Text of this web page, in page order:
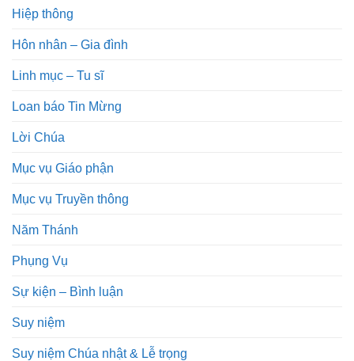
Hiệp thông
Hôn nhân – Gia đình
Linh mục – Tu sĩ
Loan báo Tin Mừng
Lời Chúa
Mục vụ Giáo phận
Mục vụ Truyền thông
Năm Thánh
Phụng Vụ
Sự kiện – Bình luận
Suy niệm
Suy niệm Chúa nhật & Lễ trọng